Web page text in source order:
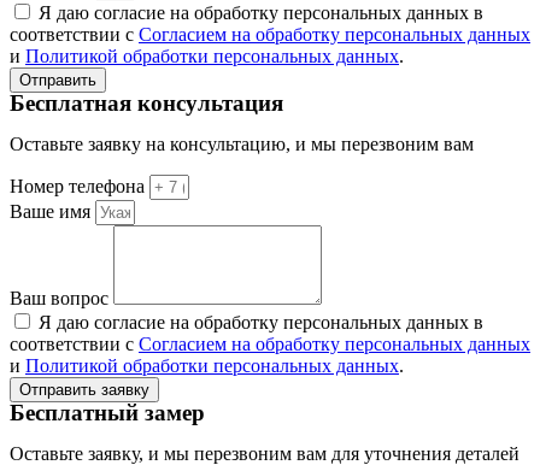
Я даю согласие на обработку персональных данных в
соответствии с Согласием на обработку персональных данных
и Политикой обработки персональных данных.
Отправить
Бесплатная консультация
Оставьте заявку на консультацию, и мы перезвоним вам
Номер телефона
Ваше имя
Ваш вопрос
Я даю согласие на обработку персональных данных в
соответствии с Согласием на обработку персональных данных
и Политикой обработки персональных данных.
Отправить заявку
Бесплатный замер
Оставьте заявку, и мы перезвоним вам для уточнения деталей